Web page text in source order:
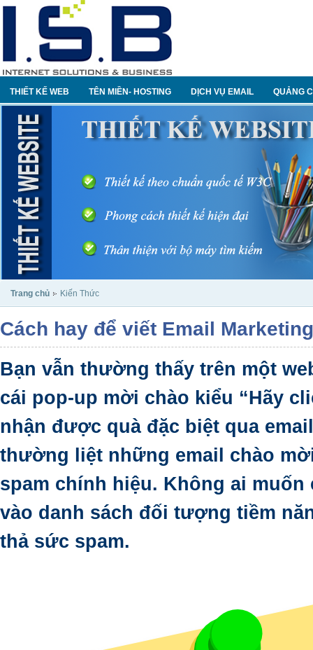
THIẾT KẾ WEB TÊN MIỀN- HOSTING DỊCH VỤ EMAIL QUẢNG
Trang chủ Kiến Thức
Cách hay để viết Email
Bạn vẫn thường thấy trên một
cái pop-up mời chào kiểu “Hãy
nhận được quà đặc biệt qua
thường liệt những email chào
spam chính hiệu. Không ai muốn
vào danh sách đối tượng tiềm
thả sức spam.